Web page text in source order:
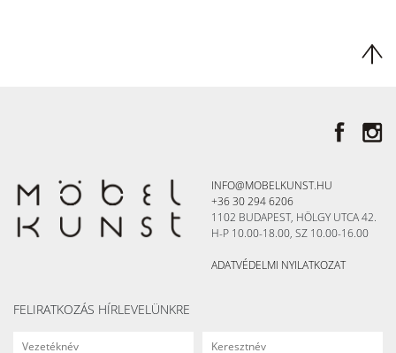
INFO@MOBELKUNST.HU
+36 30 294 6206
1102 BUDAPEST, HÖLGY UTCA 42.
H-P 10.00-18.00, SZ 10.00-16.00
ADATVÉDELMI NYILATKOZAT
FELIRATKOZÁS HÍRLEVELÜNKRE